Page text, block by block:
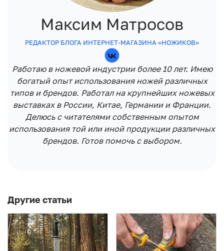
Максим Матросов
РЕДАКТОР БЛОГА ИНТЕРНЕТ-МАГАЗИНА «НОЖИКОВ»
Работаю в ножевой индустрии более 10 лет. Имею
богатый опыт использования ножей различных
типов и брендов. Работал на крупнейших ножевых
выставках в России, Китае, Германии и Франции.
Делюсь с читателями собственным опытом
использования той или иной продукции различных
брендов. Готов помочь с выбором.
Другие статьи